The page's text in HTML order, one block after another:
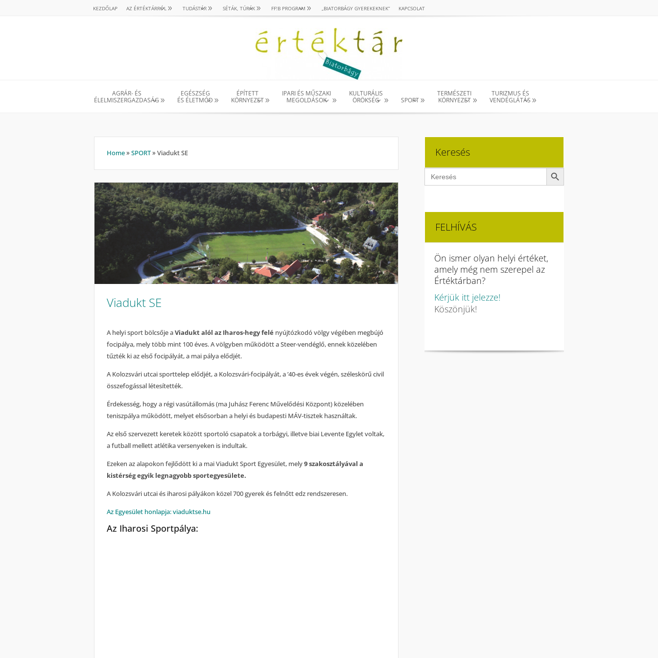
KEZDŐLAP AZ ÉRTÉKTÁRRÓL TUDÁSTÁR SÉTÁK, TÚRÁK FF!B PROGRAM „BIATORBÁGY GYEREKEKNEK” KAPCSOLAT
AGRÁR- ÉS
ÉLELMISZERGAZDASÁG
EGÉSZSÉG
ÉS ÉLETMÓD
ÉPÍTETT
KÖRNYEZET
IPARI ÉS MŰSZAKI
MEGOLDÁSOK
KULTURÁLIS
ÖRÖKSÉG
SPORT
TERMÉSZETI
KÖRNYEZET
TURIZMUS ÉS
VENDÉGLÁTÁS
Home» SPORT» Viadukt SE
Viadukt SE
A helyi sport bölcsője aViadukt alól az Iharos-hegy felé nyújtózkodó völgy végében megbújó
focipálya, mely több mint 100 éves. A völgyben működött a Steer-vendéglő, ennek közelében
tűzték ki az első focipályát, a mai pálya elődjét.
A Kolozsvári utcai sporttelep elődjét, a Kolozsvári-focipályát, a ’40-es évek végén, széleskörű civil
összefogással létesítették.
Érdekesség, hogy a régi vasútállomás (ma Juhász Ferenc Művelődési Központ) közelében
teniszpálya működött, melyet elsősorban a helyi és budapesti MÁV-tisztek használtak.
Az első szervezett keretek között sportoló csapatok a torbágyi, illetve biai Levente Egylet voltak,
a futball mellett atlétika versenyeken is indultak.
Ezeken az alapokon fejlődött ki a mai Viadukt Sport Egyesület, mely9 szakosztályával a
kistérség egyik legnagyobb sportegyesülete.
A Kolozsvári utcai és iharosi pályákon közel 700 gyerek és felnőtt edz rendszeresen.
Az Egyesület honlapja: viaduktse.hu
Az Iharosi Sportpálya:
Keresés
Search
for:
Search Button
FELHÍVÁS
Ön ismer olyan helyi értéket,
amely még nem szerepel az
Értéktárban?
Kérjük itt jelezze!
Köszönjük!